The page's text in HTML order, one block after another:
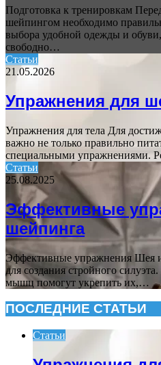
Подготовка к тренировкам
шейпингом необходимо
выбора удобной одежды и
свободно…
Статьи
21.05.2026
Упражнения для
Упражнения для тела Для
важно не только правильно
специальными упражнениями.
Статьи
25.08.2025
Эффективные
шейпинга
Эффективные упражнения Шея
для создания стройного
мышц помогут укрепить их,…
ПОСЛЕДНИЕ СТАТЬИ
Статьи